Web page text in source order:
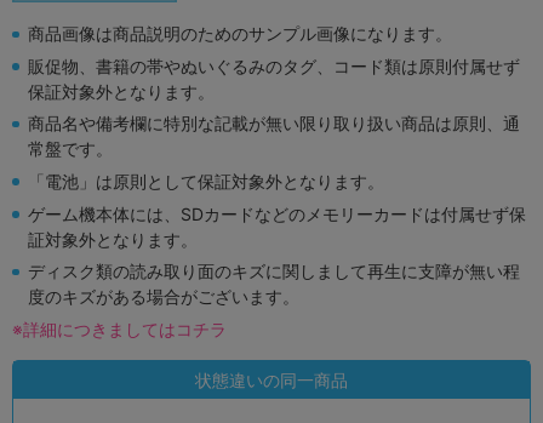
商品画像は商品説明のためのサンプル画像になります。
販促物、書籍の帯やぬいぐるみのタグ、コード類は原則付属せず
保証対象外となります。
商品名や備考欄に特別な記載が無い限り取り扱い商品は原則、通
常盤です。
「電池」は原則として保証対象外となります。
ゲーム機本体には、SDカードなどのメモリーカードは付属せず保
証対象外となります。
ディスク類の読み取り面のキズに関しまして再生に支障が無い程
度のキズがある場合がございます。
※詳細につきましてはコチラ
状態違いの同一商品